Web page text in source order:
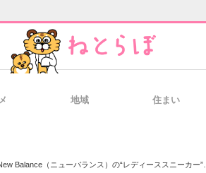
地域 住まい
ンス）の“レディーススニーカー”に絶賛の声 「なんと言っても形がいい」「スカートにもパンツにも合う」